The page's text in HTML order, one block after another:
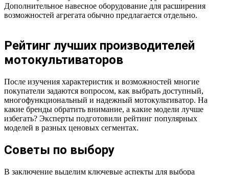
Дополнительное навесное оборудование для расширения
возможностей агрегата обычно предлагается отдельно.
Рейтинг лучших производителей
мотокультиваторов
После изучения характеристик и возможностей многие
покупатели задаются вопросом, как выбрать доступный,
многофункциональный и надежный мотокультиватор. На
какие бренды обратить внимание, а какие модели лучше
избегать? Эксперты подготовили рейтинг популярных
моделей в разных ценовых сегментах.
Советы по выбору
В заключение выделим ключевые аспекты для выбора